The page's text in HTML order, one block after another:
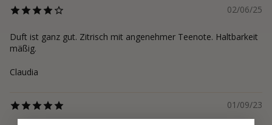
02/06/25
Duft ist ganz gut. Zitrisch mit angenehmer Teenote. Haltbarkeit
mäßig.
Claudia
01/09/23